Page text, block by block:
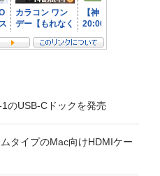
のUSB-Cドックを発売
タイプのMac向けHDMIケー